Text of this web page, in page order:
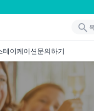
테이케이션문의하기